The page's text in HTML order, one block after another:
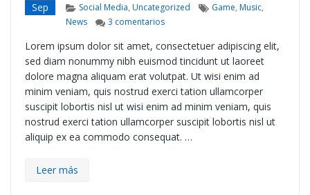
Sep Categories
Social Media, Uncategorized Tags
Game, Music,
News
3 comentariosen Lorem ipsum dolor sit amet
Lorem ipsum dolor sit amet, consectetuer adipiscing elit,
sed diam nonummy nibh euismod tincidunt ut laoreet
dolore magna aliquam erat volutpat. Ut wisi enim ad
minim veniam, quis nostrud exerci tation ullamcorper
suscipit lobortis nisl ut wisi enim ad minim veniam, quis
nostrud exerci tation ullamcorper suscipit lobortis nisl ut
aliquip ex ea commodo consequat. …
Leer más